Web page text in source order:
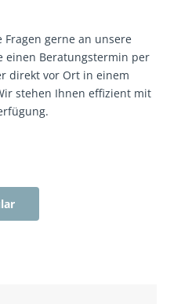
gerne an unsere
einen Beratungstermin per
direkt vor Ort in einem
stehen Ihnen effizient mit